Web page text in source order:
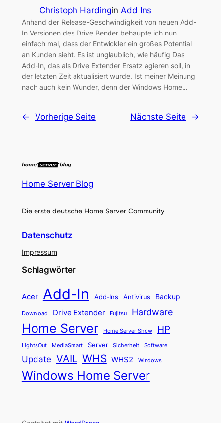
Christoph Hardingin Add Ins
Anhand der Release-Geschwindigkeit von neuen Add-
In Versionen des Drive Bender behaupte ich nun
einfach mal, dass der Entwickler ein großes Potential
an Kunden sieht. Es ist unglaublich, wie häufig Das
Add-In, das als Drive Extender Ersatz agieren soll, in
der letzten Zeit aktualisiert wurde. Ist meiner Meinung
nach auch kein Wunder, denn der Windows Home…
← Vorherige Seite Nächste Seite →
Home Server Blog
Die erste deutsche Home Server Community
Datenschutz
Impressum
Schlagwörter
Acer Add-In Add-Ins Antivirus Backup
Download Drive Extender Fujitsu Hardware
Home Server Home Server Show HP
LightsOut MediaSmart Server Sicherheit Software
Update VAIL WHS WHS2 Windows
Windows Home Server